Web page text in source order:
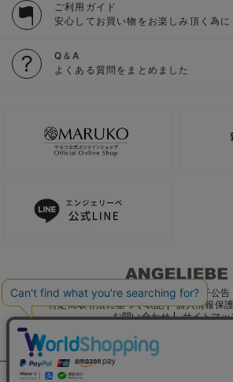
ご利用ガイド
安心してお買い物をお楽しみ頂く為に
Q＆A
よくある質問をまとめました
ご利用ガイド 会社概要 電子公告
特定商取引法に基づく表記
個人情報保
お問い合わせ
サイトマッ
サイト内の文章、画像などの著作物はマルコ株式